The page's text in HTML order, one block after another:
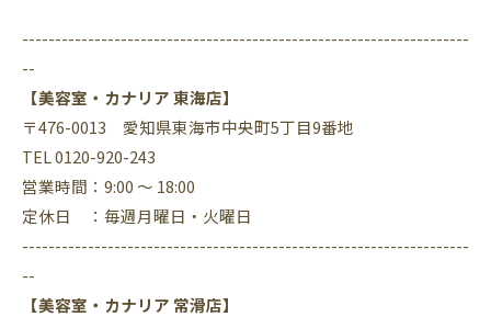
--------------------------------------------------------------------
--
【美容室・カナリア 東海店】
〒476-0013 愛知県東海市中央町5丁目9番地
TEL 0120-920-243
営業時間：9:00 ～ 18:00
定休日 ：毎週月曜日・火曜日
--------------------------------------------------------------------
--
【美容室・カナリア 常滑店】